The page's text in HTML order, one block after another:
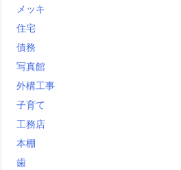
メッキ
住宅
債務
写真館
外構工事
子育て
工務店
本棚
歯